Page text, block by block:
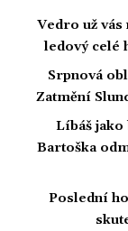
Vedro už
ledový celé
Srpnová
Zatmění
Líbáš jako
Bartoška
Poslední